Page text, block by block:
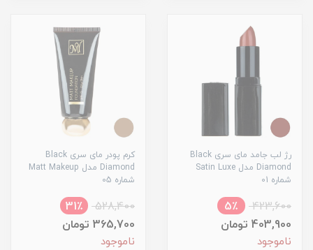
رژ لب جامد مای سری Black
Diamond مدل Satin Luxe
شماره 01
423,600
5٪
403,900 تومان
ناموجود
کرم پودر مای سری Black
Diamond مدل Matt Makeup
شماره 05
528,400
31٪
365,700 تومان
ناموجود